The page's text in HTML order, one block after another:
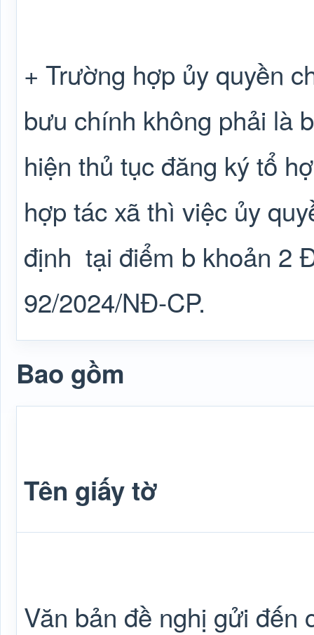
+ Trường hợp ủy quyền
bưu chính không phải là
hiện thủ tục đăng ký tổ
hợp tác xã thì việc ủy
định tại điểm b khoản 2
92/2024/NĐ-CP.
Bao gồm
Tên giấy tờ
Văn bản đề nghị gửi đến